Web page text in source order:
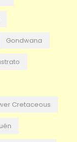
Gondwana
Cretaceous